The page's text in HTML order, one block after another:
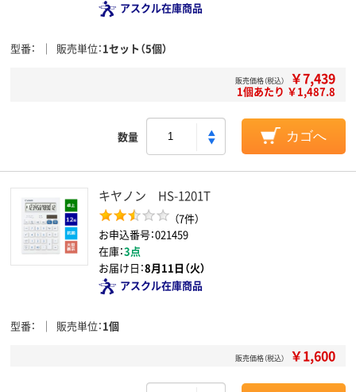
アスクル在庫商品
型番 販売単位 1セット（5個）
販売価格（税込） ￥7,439
1個あたり ￥1,487.8
数量 カゴへ
キヤノン HS-1201T
（7件）
お申込番号：021459
在庫：3点
お届け日：8月11日（火）
アスクル在庫商品
型番 販売単位 1個
販売価格（税込） ￥1,600